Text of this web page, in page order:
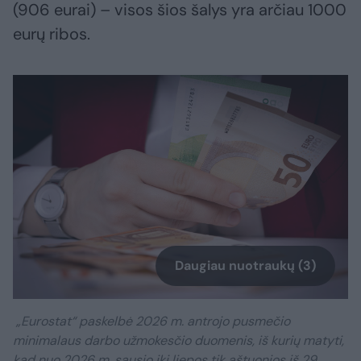
(906 eurai) – visos šios šalys yra arčiau 1000
eurų ribos.
Daugiau nuotraukų (3)
„Eurostat“ paskelbė 2026 m. antrojo pusmečio
minimalaus darbo užmokesčio duomenis, iš kurių matyti,